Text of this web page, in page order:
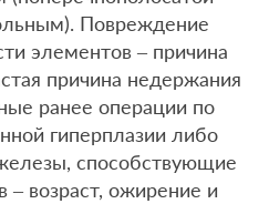
Повреждение
элементов – причина
причина недержания
ранее операции по
гиперплазии либо
способствующие
возраст, ожирение и